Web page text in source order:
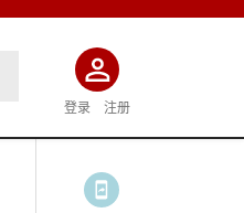
登录 注册